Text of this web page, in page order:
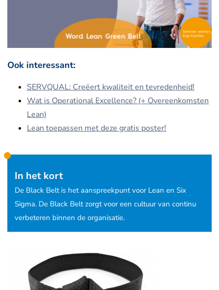
Ook interessant:
SERVQUAL: Creëert kwaliteit en tevredenheid!
Wat is Operational Excellence? (+ Overeenkomsten
Lean)
Lean toepassen met deze gratis poster!
In het kort
De Black Belt is het aanspreekpunt voor Lean en Six
Sigma. De Black Belt zorgt voor een cultuur van continu
verbeteren binnen de organisatie.